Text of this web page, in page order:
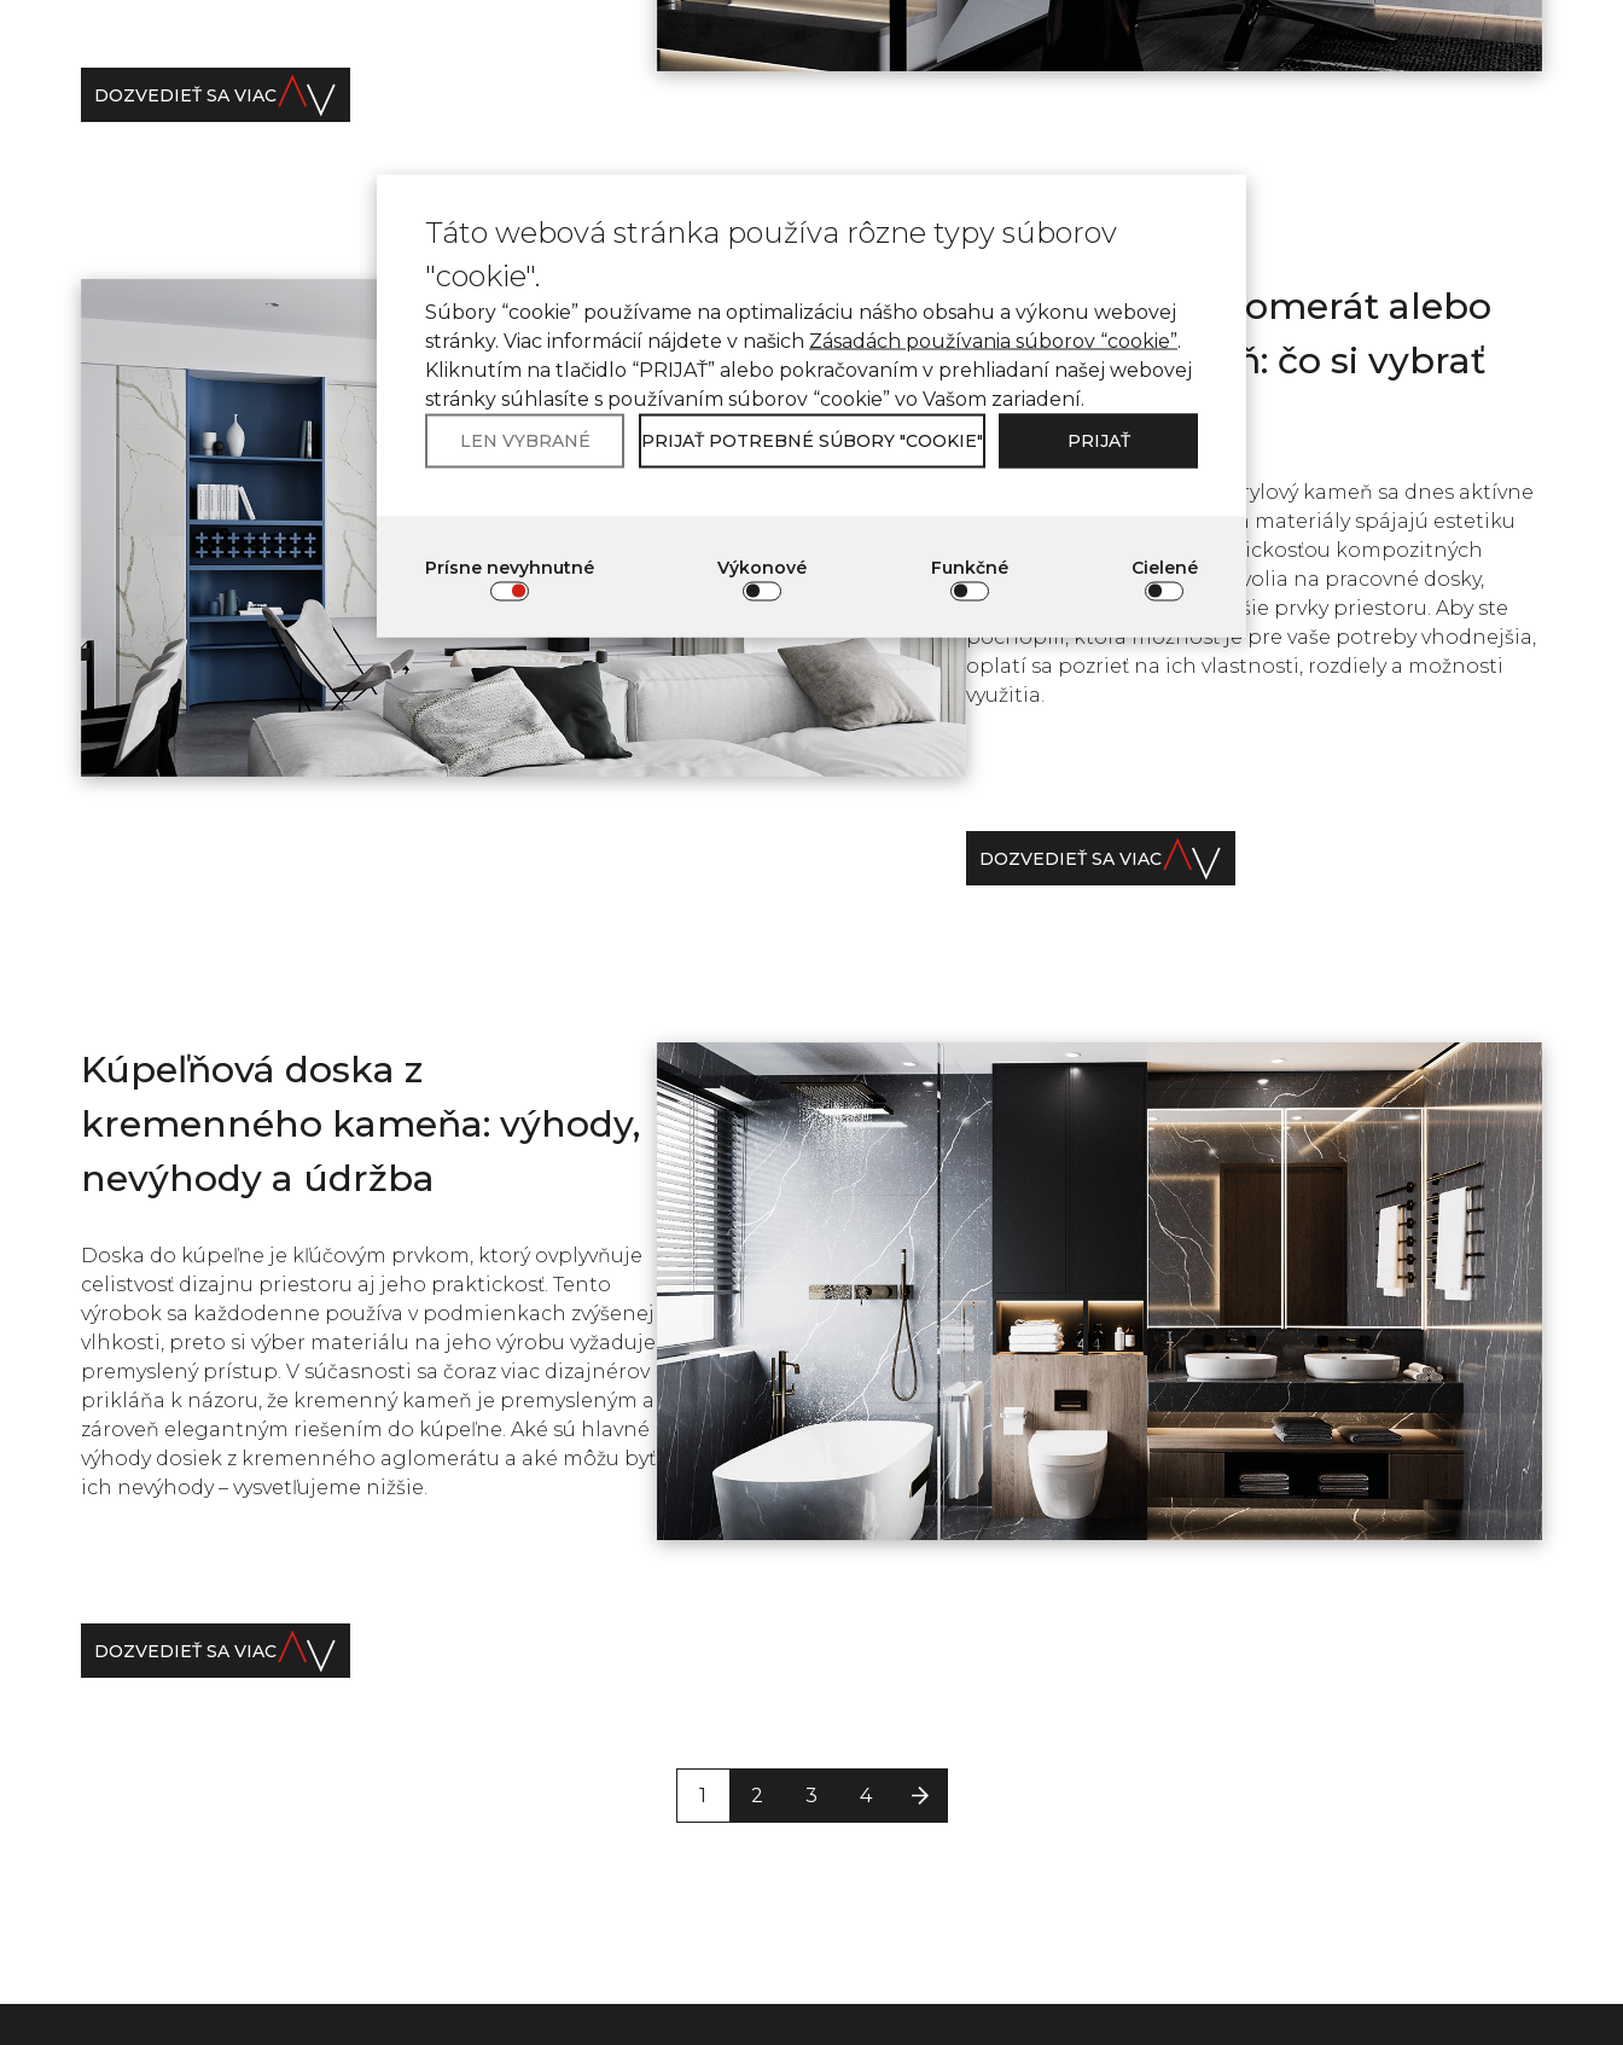
DOZVEDIEŤ SA VIAC
Kremeňový aglomerát alebo
akrylový kameň: čo si vybrať
do interiéru
Kremeňový aglomerát aj akrylový kameň sa dnes aktívne
používajú v interiéroch. Oba materiály spájajú estetiku
prírodného kameňa s praktickosťou kompozitných
technológií, preto sa často volia na pracovné dosky,
parapety, barové pulty a ďalšie prvky priestoru. Aby ste
pochopili, ktorá možnosť je pre vaše potreby vhodnejšia,
oplatí sa pozrieť na ich vlastnosti, rozdiely a možnosti
využitia.
DOZVEDIEŤ SA VIAC
Kúpeľňová doska z
kremenného kameňa: výhody,
nevýhody a údržba
Doska do kúpeľne je kľúčovým prvkom, ktorý ovplyvňuje
celistvosť dizajnu priestoru aj jeho praktickosť. Tento
výrobok sa každodenne používa v podmienkach zvýšenej
vlhkosti, preto si výber materiálu na jeho výrobu vyžaduje
premyslený prístup. V súčasnosti sa čoraz viac dizajnérov
prikláňa k názoru, že kremenný kameň je premysleným a
zároveň elegantným riešením do kúpeľne. Aké sú hlavné
výhody dosiek z kremenného aglomerátu a aké môžu byť
ich nevýhody – vysvetľujeme nižšie.
DOZVEDIEŤ SA VIAC
1 2 3 4
Táto webová stránka používa rôzne typy súborov
"cookie".
Súbory “cookie” používame na optimalizáciu nášho obsahu a výkonu webovej
stránky. Viac informácií nájdete v našich Zásadách používania súborov “cookie”.
Kliknutím na tlačidlo “PRIJAŤ” alebo pokračovaním v prehliadaní našej webovej
stránky súhlasíte s používaním súborov “cookie” vo Vašom zariadení.
LEN VYBRANÉ PRIJAŤ POTREBNÉ SÚBORY "COOKIE" PRIJAŤ
Prísne nevyhnutné Výkonové Funkčné Cielené